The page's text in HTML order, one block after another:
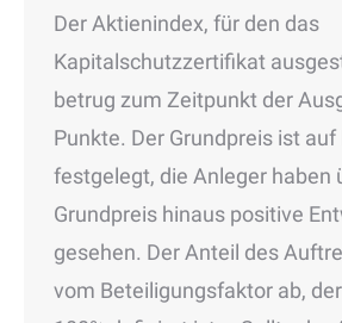
Der Aktienindex, für den das
Kapitalschutzzertifikat
betrug zum Zeitpunkt der
Punkte. Der Grundpreis ist
festgelegt, die Anleger haben
Grundpreis hinaus positive
gesehen. Der Anteil des
vom Beteiligungsfaktor ab,